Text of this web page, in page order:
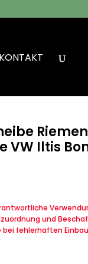
KONTAKT
VW Iltis
und
fehlerhaften